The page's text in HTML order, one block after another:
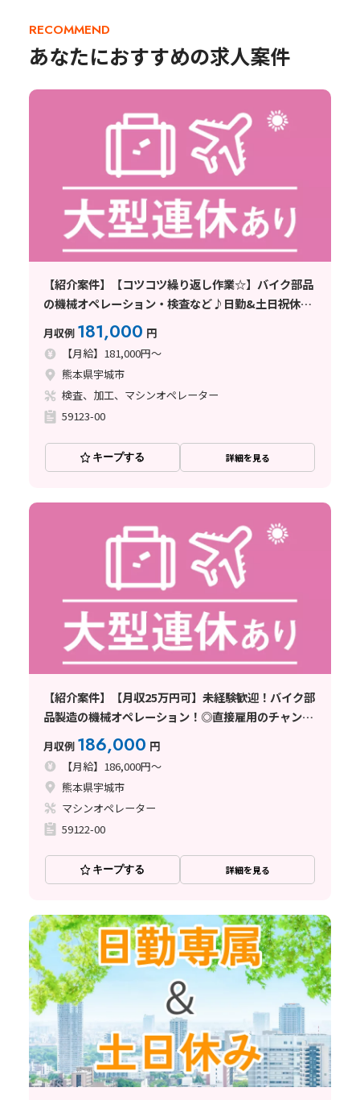
RECOMMEND
あなたにおすすめの求人案件
【紹介案件】【コツコツ繰り返し作業☆】バイク部品
の機械オペレーション・検査など♪日勤&土日祝休み
／未経験OK！
月収例 181,000 円
【月給】181,000円～
熊本県宇城市
検査、加工、マシンオペレーター
59123-00
キープする 詳細を見る
【紹介案件】【月収25万円可】未経験歓迎！バイク部
品製造の機械オペレーション！◎直接雇用のチャンス
月収例 186,000 円
【月給】186,000円～
熊本県宇城市
マシンオペレーター
59122-00
キープする 詳細を見る